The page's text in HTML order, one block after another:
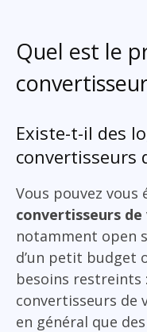
Quel est le
Existe-t-il des
convertisseurs
Vous pouvez vous
convertisseurs
notamment open
d’un petit budget
besoins restreints
convertisseurs de
en général que